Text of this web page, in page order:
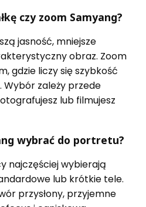
czy zoom Samyang?
jasność, mniejsze
obraz. Zoom
gdzie liczy się szybkość
Wybór zależy przede
lub filmujesz
wybrać do portretu?
najczęściej wybierają
lub krótkie tele.
przysłony, przyjemne